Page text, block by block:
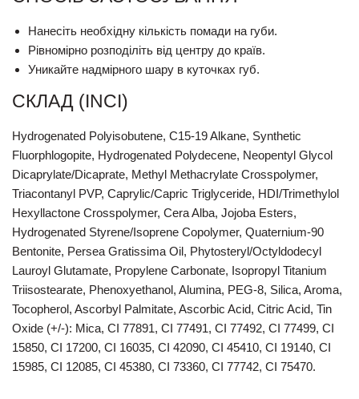
Нанесіть необхідну кількість помади на губи.
Рівномірно розподіліть від центру до країв.
Уникайте надмірного шару в куточках губ.
СКЛАД (INCI)
Hydrogenated Polyisobutene, C15-19 Alkane, Synthetic
Fluorphlogopite, Hydrogenated Polydecene, Neopentyl Glycol
Dicaprylate/Dicaprate, Methyl Methacrylate Crosspolymer,
Triacontanyl PVP, Caprylic/Capric Triglyceride, HDI/Trimethylol
Hexyllactone Crosspolymer, Cera Alba, Jojoba Esters,
Hydrogenated Styrene/Isoprene Copolymer, Quaternium-90
Bentonite, Persea Gratissima Oil, Phytosteryl/Octyldodecyl
Lauroyl Glutamate, Propylene Carbonate, Isopropyl Titanium
Triisostearate, Phenoxyethanol, Alumina, PEG-8, Silica, Aroma,
Tocopherol, Ascorbyl Palmitate, Ascorbic Acid, Citric Acid, Tin
Oxide (+/-): Mica, CI 77891, CI 77491, CI 77492, CI 77499, CI
15850, CI 17200, CI 16035, CI 42090, CI 45410, CI 19140, CI
15985, CI 12085, CI 45380, CI 73360, CI 77742, CI 75470.